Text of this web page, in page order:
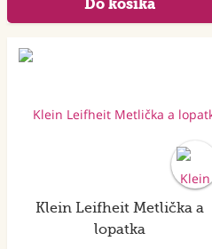
Klein Leifheit Metlička a
lopatka